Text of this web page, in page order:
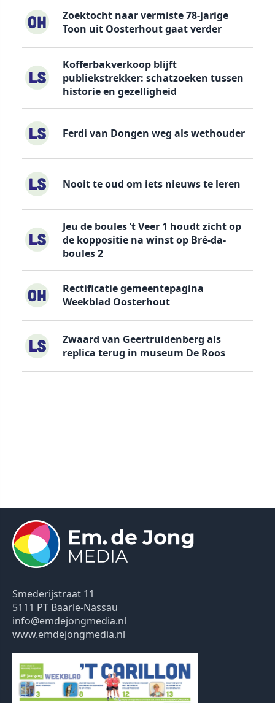
Zoektocht naar vermiste 78-jarige
Toon uit Oosterhout gaat verder
Kofferbakverkoop blijft
publiekstrekker: schatzoeken tussen
historie en gezelligheid
Ferdi van Dongen weg als wethouder
Nooit te oud om iets nieuws te leren
Jeu de boules ’t Veer 1 houdt zicht op
de koppositie na winst op Bré-da-
boules 2
Rectificatie gemeentepagina
Weekblad Oosterhout
Zwaard van Geertruidenberg als
replica terug in museum De Roos
Smederijstraat 11
5111 PT Baarle-Nassau
info@emdejongmedia.nl
www.emdejongmedia.nl